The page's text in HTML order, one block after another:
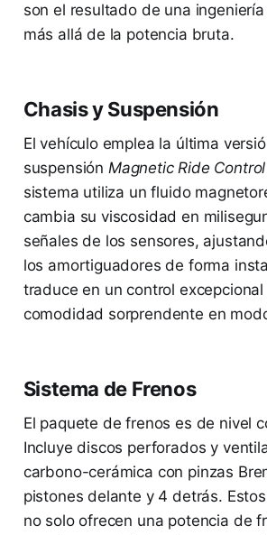
son el resultado de una
más allá de la potencia bruta.
Chasis y Suspensión
El vehículo emplea la última
suspensión Magnetic Ride
sistema utiliza un fluido
cambia su viscosidad en
señales de los sensores,
los amortiguadores de forma
traduce en un control
comodidad sorprendente en
Sistema de Frenos
El paquete de frenos es de nivel
Incluye discos perforados y
carbono-cerámica con pinzas
pistones delante y 4 detrás.
no solo ofrecen una potencia de